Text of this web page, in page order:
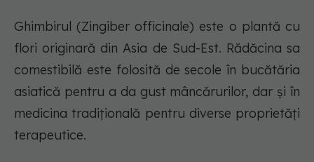
Ghimbirul (Zingiber officinale) este o plantă cu
flori originară din Asia de Sud-Est. Rădăcina sa
comestibilă este folosită de secole în bucătăria
asiatică pentru a da gust mâncărurilor, dar și în
medicina tradițională pentru diverse proprietăți
terapeutice.